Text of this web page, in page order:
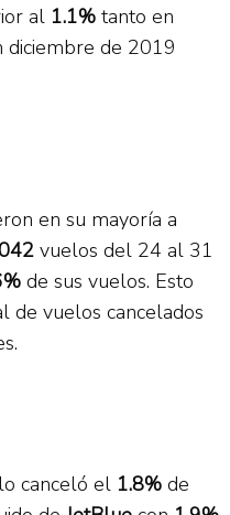
al 1.1% tanto en
de 2019
en su mayoría a
vuelos del 24 al 31
de sus vuelos. Esto
de vuelos cancelados
canceló el 1.8% de